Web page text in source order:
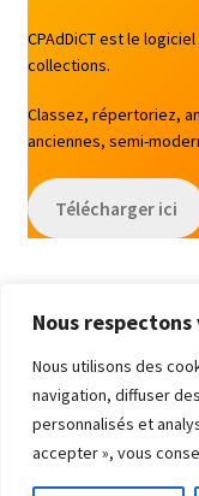
Nous
Nous utilisons des
navigation, diffuser
personnalisés et
accepter », vous
CPAdDiCT est le
collections.
Classez, répertoriez,
anciennes, semi-
Télécharger ici
© CPAdDiCT Cartes
Built with